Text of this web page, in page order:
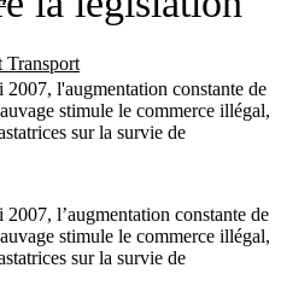
Transport
l'augmentation constante de
stimule le commerce illégal,
sur la survie de
l’augmentation constante de
stimule le commerce illégal,
sur la survie de